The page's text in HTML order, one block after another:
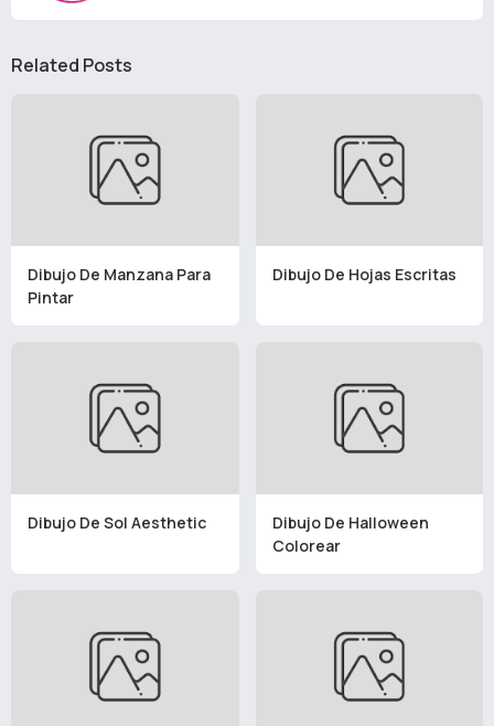
Related Posts
Dibujo De Manzana Para
Pintar
Dibujo De Hojas Escritas
Dibujo De Sol Aesthetic
Dibujo De Halloween
Colorear